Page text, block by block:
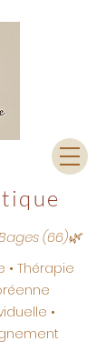
(66)🌿
• Thérapie
•